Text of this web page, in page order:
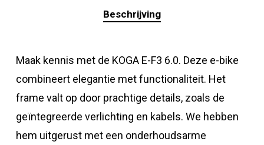
Beschrijving
Maak kennis met de KOGA E-F3 6.0. Deze e-bike
combineert elegantie met functionaliteit. Het
frame valt op door prachtige details, zoals de
geïntegreerde verlichting en kabels. We hebben
hem uitgerust met een onderhoudsarme